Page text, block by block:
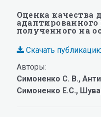
Оценка качества
полученного на
Скачать
Авторы:
Симоненко С. В.,
Симоненко Е.С.,